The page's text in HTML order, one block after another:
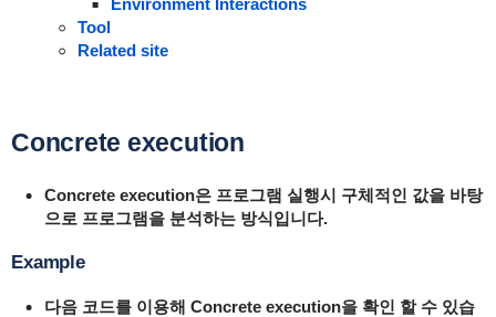
Environment Interactions
Tool
Related site
Concrete execution
Concrete execution은 프로그램 실행시 구체적인 값을 바탕
으로 프로그램을 분석하는 방식입니다.
Example
다음 코드를 이용해 Concrete execution을 확인 할 수 있습